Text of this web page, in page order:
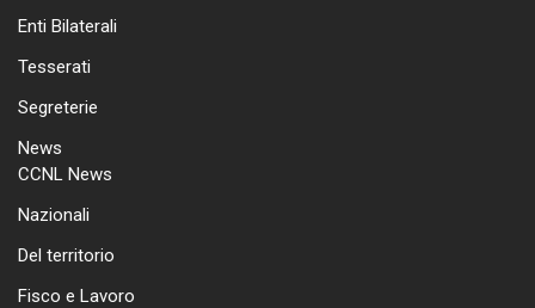
Enti Bilaterali
Tesserati
Segreterie
News
CCNL News
Nazionali
Del territorio
Fisco e Lavoro